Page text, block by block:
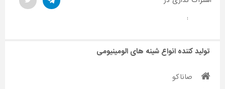
:
تولید کننده انواع شینه های الومینیومی
صاناکو